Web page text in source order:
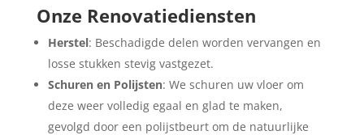
Onze Renovatiediensten
Herstel: Beschadigde delen worden vervangen en
losse stukken stevig vastgezet.
Schuren en Polijsten: We schuren uw vloer om
deze weer volledig egaal en glad te maken,
gevolgd door een polijstbeurt om de natuurlijke